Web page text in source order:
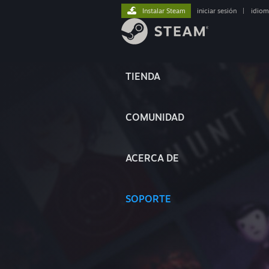
TIENDA
COMUNIDAD
ACERCA DE
SOPORTE
Instalar Steam iniciar sesión